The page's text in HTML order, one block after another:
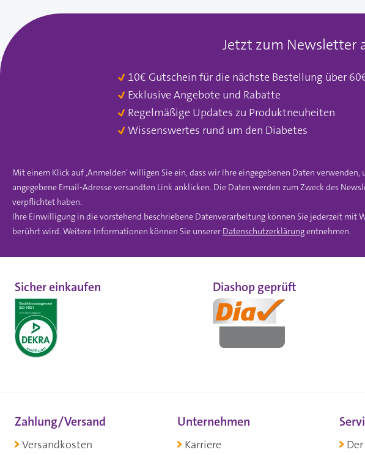
Jetzt zum Newsletter
10€ Gutschein für die nächste Bestellung über
Exklusive Angebote und Rabatte
Regelmäßige Updates zu Produktneuheiten
Wissenswertes rund um den Diabetes
Mit einem Klick auf ‚Anmelden‘ willigen Sie ein, dass wir Ihre eingegebenen Daten
angegebene Email-Adresse versandten Link anklicken. Die Daten werden zum Zweck des
verpflichtet haben.
Ihre Einwilligung in die vorstehend beschriebene Datenverarbeitung können Sie jederzeit
berührt wird. Weitere Informationen können Sie unserer Datenschutzerklärungentnehmen.
Sicher einkaufen Diashop geprüft
Zahlung/Versand
Versandkosten
Unternehmen
Karriere